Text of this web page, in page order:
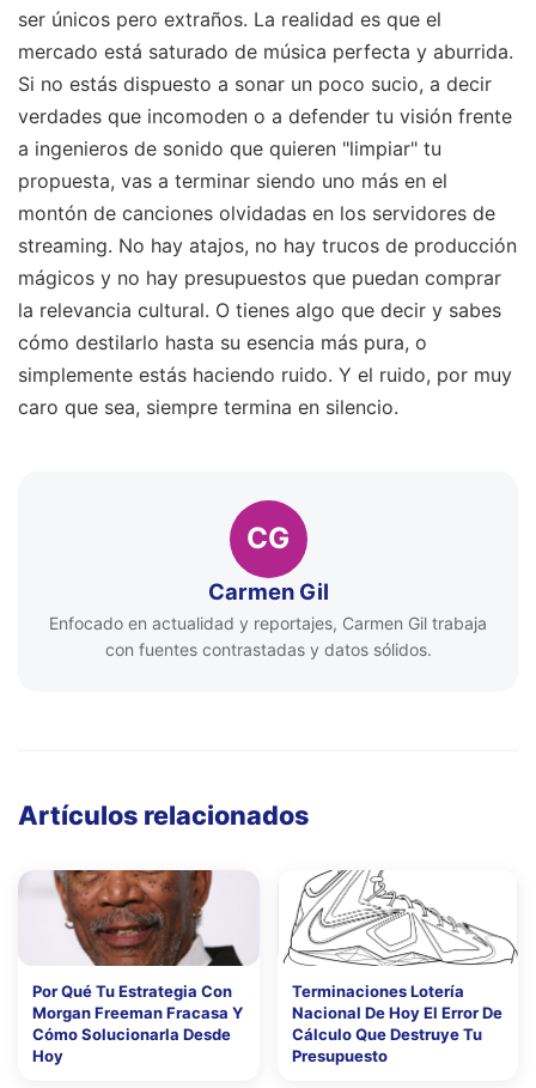
ser únicos pero extraños. La realidad es que el
mercado está saturado de música perfecta y aburrida.
Si no estás dispuesto a sonar un poco sucio, a decir
verdades que incomoden o a defender tu visión frente
a ingenieros de sonido que quieren "limpiar" tu
propuesta, vas a terminar siendo uno más en el
montón de canciones olvidadas en los servidores de
streaming. No hay atajos, no hay trucos de producción
mágicos y no hay presupuestos que puedan comprar
la relevancia cultural. O tienes algo que decir y sabes
cómo destilarlo hasta su esencia más pura, o
simplemente estás haciendo ruido. Y el ruido, por muy
caro que sea, siempre termina en silencio.
CG
Carmen Gil
Enfocado en actualidad y reportajes, Carmen Gil trabaja
con fuentes contrastadas y datos sólidos.
Artículos relacionados
Por Qué Tu Estrategia Con
Morgan Freeman Fracasa Y
Cómo Solucionarla Desde
Hoy
Terminaciones Lotería
Nacional De Hoy El Error De
Cálculo Que Destruye Tu
Presupuesto